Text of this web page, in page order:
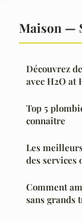
Maison —
Découvrez
avec H2O at
Top 5
connaître
Les
des services
Comment
sans grands